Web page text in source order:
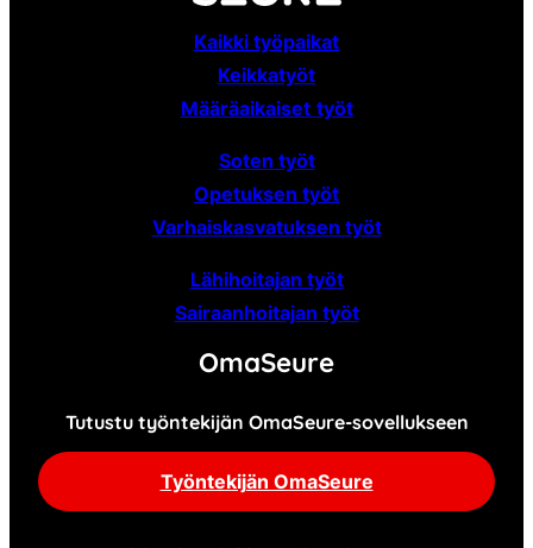
Kaikki työpaikat
Keikkatyöt
Määräaikaiset työt
Soten työt
Opetuksen työt
Varhaiskasvatuksen työt
Lähihoitajan työt
Sairaanhoitajan työt
OmaSeure
Tutustu työntekijän OmaSeure-sovellukseen
Työntekijän OmaSeure